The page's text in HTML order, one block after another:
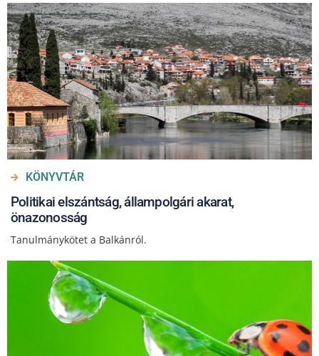
KÖNYVTÁR
Politikai elszántság, állampolgári akarat,
önazonosság
Tanulmánykötet a Balkánról.